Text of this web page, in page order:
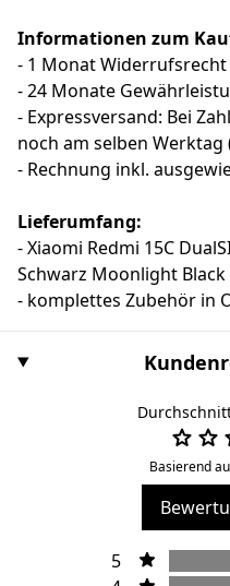
Informationen zum
- 1 Monat Widerrufsrecht
- 24 Monate
- Expressversand: Bei
noch am selben Werktag
- Rechnung inkl.
Lieferumfang:
- Xiaomi Redmi 15C
Schwarz Moonlight Black
- komplettes Zubehör in
Basierend
5